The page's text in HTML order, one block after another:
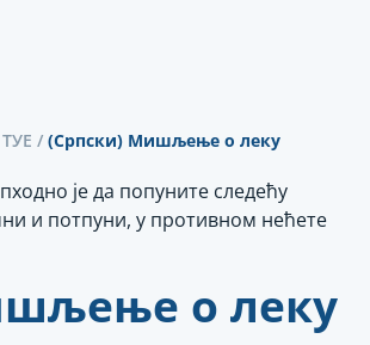
/(Српски) Мишљење о леку
је да попуните следећу
и потпуни, у противном нећете
о леку